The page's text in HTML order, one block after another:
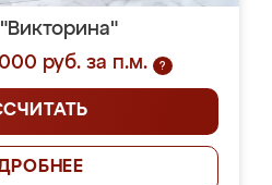
руб. за п.м.
?